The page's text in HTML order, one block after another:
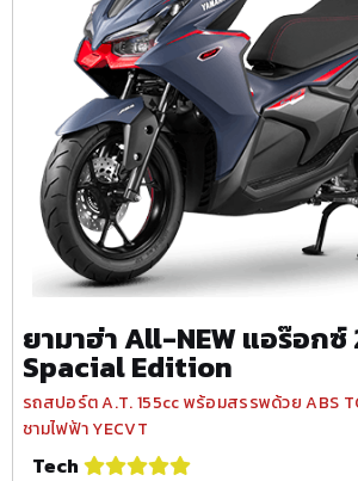
ยามาฮ่า All-NEW แอร๊อกซ์
Spacial Edition
รถสปอร์ต A.T. 155cc พร้อมสรรพด้วย ABS
ชามไฟฟ้า YECVT
Tech